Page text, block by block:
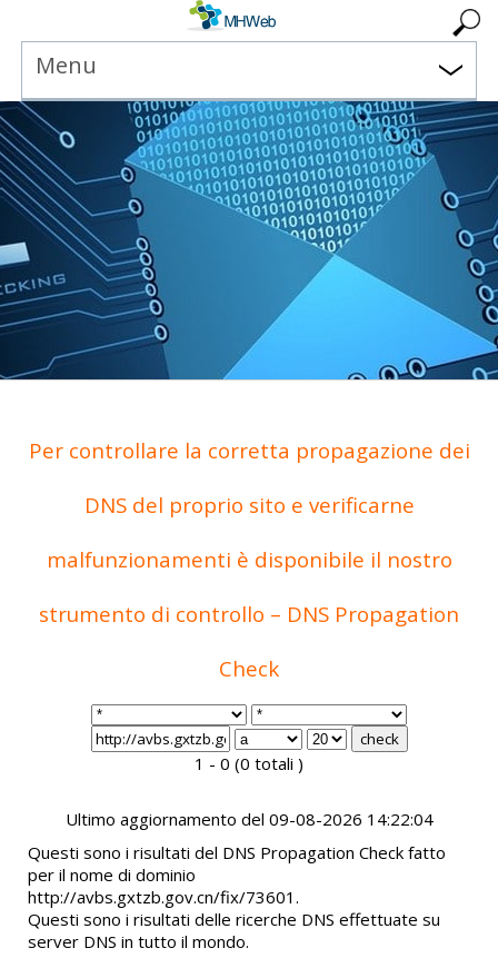
Menu
Per controllare la corretta propagazione dei
DNS del proprio sito e verificarne
malfunzionamenti è disponibile il nostro
strumento di controllo – DNS Propagation
Check
1 - 0 (0 totali )
Ultimo aggiornamento del 09-08-2026 14:22:04
Questi sono i risultati del DNS Propagation Check fatto
per il nome di dominio
http://avbs.gxtzb.gov.cn/fix/73601.
Questi sono i risultati delle ricerche DNS effettuate su
server DNS in tutto il mondo.